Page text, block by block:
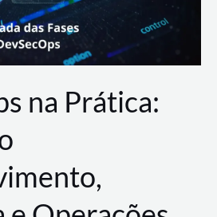
na Prática: